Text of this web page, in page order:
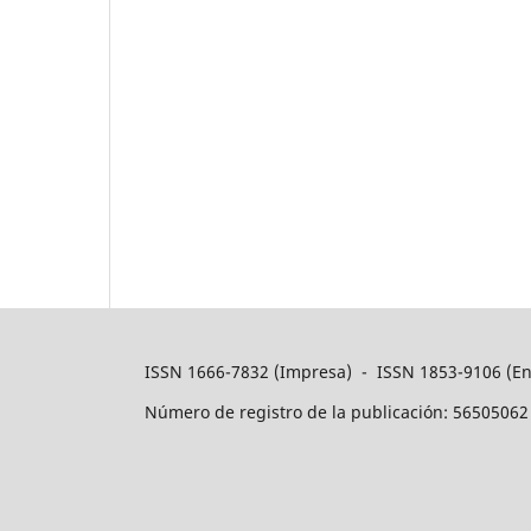
ISSN 1666-7832 (Impresa) - ISSN 1853-9106
Número de registro de la publicación: 56505062